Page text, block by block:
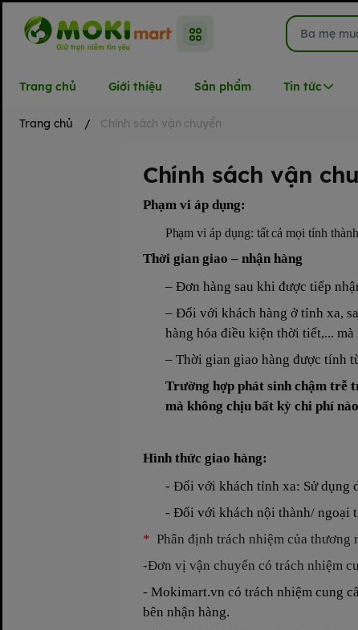
Trang chủ Giới thiệu Sản phẩm Tin tức
Trang chủ / Chính sách vận chuyển
Chính sách vận
Phạm vi áp dụng:
Phạm vi áp dụng: tất cả mọi tỉnh
Thời gian giao – nhận hàng
– Đơn hàng sau khi được tiếp
– Đối với khách hàng ở tỉnh xa,
hàng hóa điều kiện thời tiết,...
– Thời gian giao hàng được tính
Trường hợp phát sinh chậm trễ
mà không chịu bất kỳ chi phí
Hình thức giao hàng:
- Đối với khách tỉnh xa: Sử dụng
- Đối với khách nội thành/ ngoại
* Phân định trách nhiệm của
-Đơn vị vận chuyển có trách nhiệm
- Mokimart.vn có trách nhiệm cung
bên nhận hàng.